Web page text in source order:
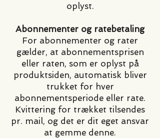
oplyst.
Abonnementer og ratebetaling
For abonnementer og rater
gælder, at abonnementsprisen
eller raten, som er oplyst på
produktsiden, automatisk bliver
trukket for hver
abonnementsperiode eller rate.
Kvittering for trækket tilsendes
pr. mail, og det er dit eget ansvar
at gemme denne.